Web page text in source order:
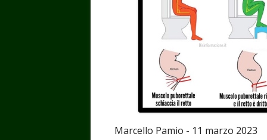
Marcello Pamio - 11 marzo 2023